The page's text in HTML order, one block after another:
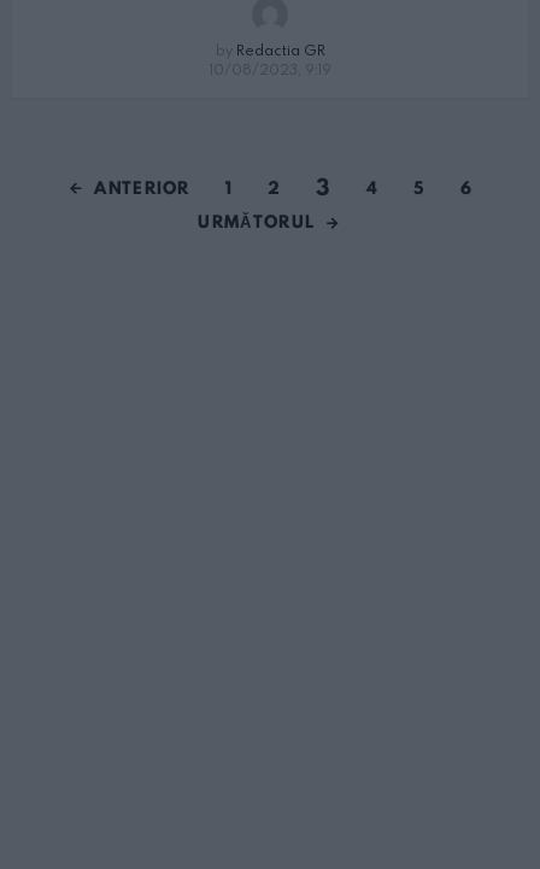
by Redactia GR
10/08/2023, 9:19
ANTERIOR 1 2 3 4 5
6
URMĂTORUL